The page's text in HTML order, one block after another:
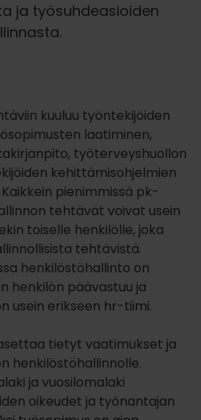
ja työsuhdeasioiden
kuuluu työntekijöiden
laatiminen,
työterveyshuollon
kehittämisohjelmien
pienimmissä pk-
tehtävät voivat usein
toiselle henkilölle, joka
tehtävistä.
henkilöstöhallinto on
henkilön päävastuu ja
usein erikseen hr-tiimi.
tietyt vaatimukset ja
henkilöstöhallinnolle.
ja vuosilomalaki
oikeudet ja työnantajan